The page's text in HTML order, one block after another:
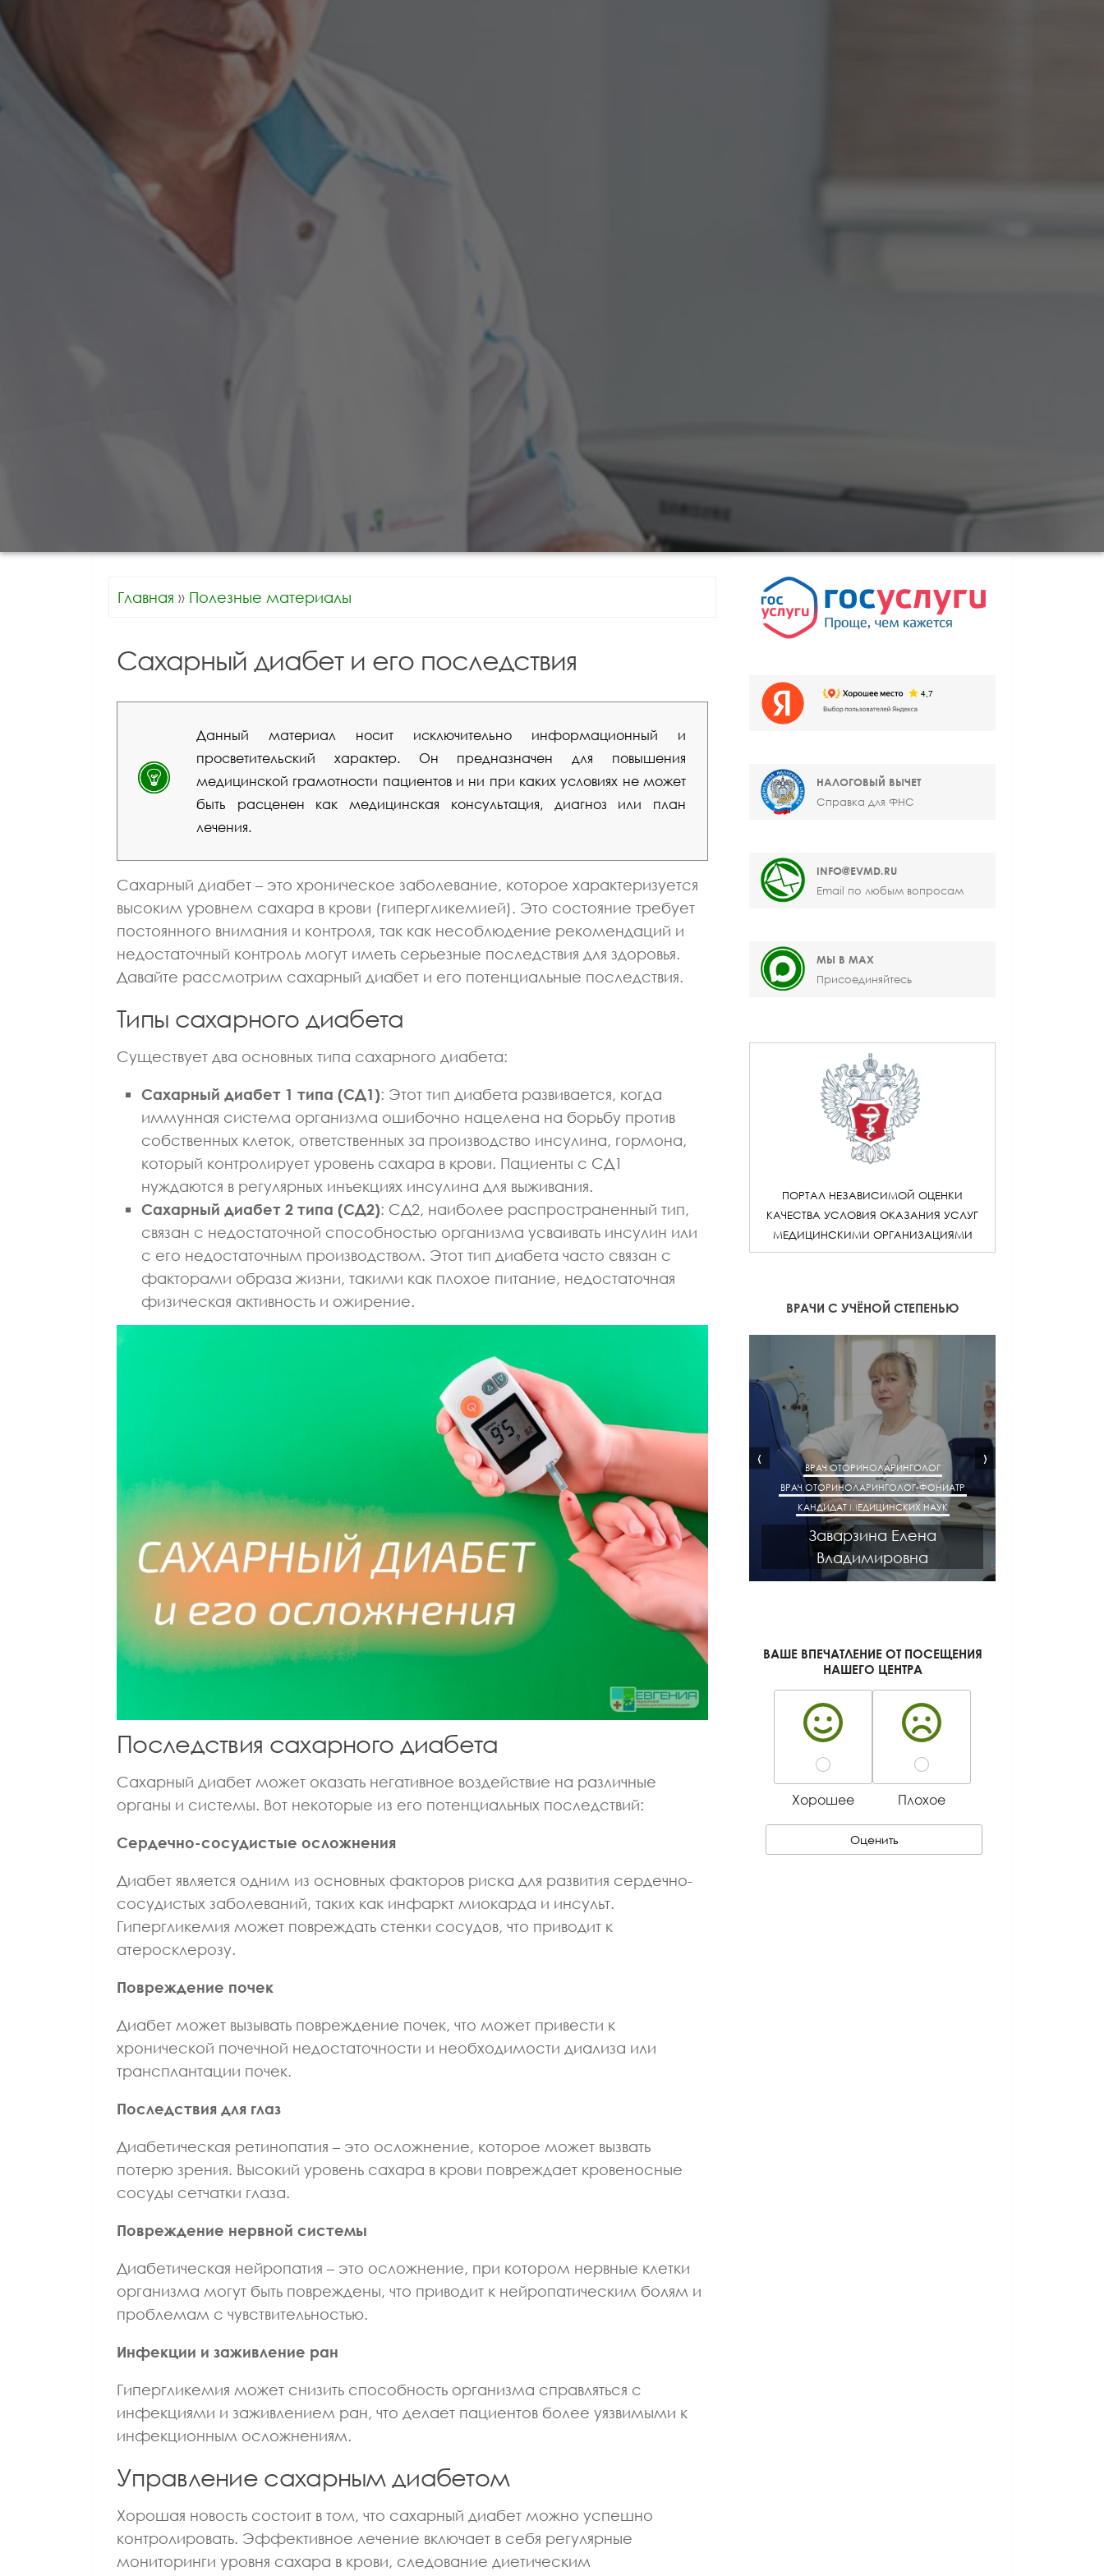
Главная » Полезные материалы
Сахарный диабет и его последствия
Данный материал носит исключительно информационный и
просветительский характер. Он предназначен для повышения
медицинской грамотности пациентов и ни при каких условиях не может
быть расценен как медицинская консультация, диагноз или план
лечения.
Сахарный диабет – это хроническое заболевание, которое характеризуется
высоким уровнем сахара в крови (гипергликемией). Это состояние требует
постоянного внимания и контроля, так как несоблюдение рекомендаций и
недостаточный контроль могут иметь серьезные последствия для здоровья.
Давайте рассмотрим сахарный диабет и его потенциальные последствия.
Типы сахарного диабета
Существует два основных типа сахарного диабета:
Сахарный диабет 1 типа (СД1): Этот тип диабета развивается, когда
иммунная система организма ошибочно нацелена на борьбу против
собственных клеток, ответственных за производство инсулина, гормона,
который контролирует уровень сахара в крови. Пациенты с СД1
нуждаются в регулярных инъекциях инсулина для выживания.
Сахарный диабет 2 типа (СД2): СД2, наиболее распространенный тип,
связан с недостаточной способностью организма усваивать инсулин или
с его недостаточным производством. Этот тип диабета часто связан с
факторами образа жизни, такими как плохое питание, недостаточная
физическая активность и ожирение.
Последствия сахарного диабета
Сахарный диабет может оказать негативное воздействие на различные
органы и системы. Вот некоторые из его потенциальных последствий:
Сердечно-сосудистые осложнения
Диабет является одним из основных факторов риска для развития сердечно-
сосудистых заболеваний, таких как инфаркт миокарда и инсульт.
Гипергликемия может повреждать стенки сосудов, что приводит к
атеросклерозу.
Повреждение почек
Диабет может вызывать повреждение почек, что может привести к
хронической почечной недостаточности и необходимости диализа или
трансплантации почек.
Последствия для глаз
Диабетическая ретинопатия – это осложнение, которое может вызвать
потерю зрения. Высокий уровень сахара в крови повреждает кровеносные
сосуды сетчатки глаза.
Повреждение нервной системы
Диабетическая нейропатия – это осложнение, при котором нервные клетки
организма могут быть повреждены, что приводит к нейропатическим болям и
проблемам с чувствительностью.
Инфекции и заживление ран
Гипергликемия может снизить способность организма справляться с
инфекциями и заживлением ран, что делает пациентов более уязвимыми к
инфекционным осложнениям.
Управление сахарным диабетом
Хорошая новость состоит в том, что сахарный диабет можно успешно
контролировать. Эффективное лечение включает в себя регулярные
мониторинги уровня сахара в крови, следование диетическим
НАЛОГОВЫЙ ВЫЧЕТ
Справка для ФНС
INFO@EVMD.RU
Email по любым вопросам
МЫ В MAX
Присоединяйтесь
ПОРТАЛ НЕЗАВИСИМОЙ ОЦЕНКИ
КАЧЕСТВА УСЛОВИЯ ОКАЗАНИЯ УСЛУГ
МЕДИЦИНСКИМИ ОРГАНИЗАЦИЯМИ
ВРАЧИ С УЧЁНОЙ СТЕПЕНЬЮ
ВРАЧ ГАСТРОЭНТЕРОЛОГ
ВРАЧ ТЕРАПЕВТ
КАНДИДАТ МЕДИЦИНСКИХ НАУК
Лазуткина Елена
Леонидовна
ВРАЧ ЛФК И СПОРТИВНОЙ МЕДИЦИНЫ
КАНДИДАТ МЕДИЦИНСКИХ НАУК
Алатарцева Светлана
Александровна
ВРАЧ НЕВРОЛОГ
ВРАЧ ПРОФПАТОЛОГ
КАНДИДАТ МЕДИЦИНСКИХ НАУК
Макарова Ася
Александровна
ВРАЧ ОТОРИНОЛАРИНГОЛОГ
ВРАЧ ОТОРИНОЛАРИНГОЛОГ-ФОНИАТР
КАНДИДАТ МЕДИЦИНСКИХ НАУК
Заварзина Елена
Владимировна
‹ ›
ВАШЕ ВПЕЧАТЛЕНИЕ ОТ ПОСЕЩЕНИЯ
НАШЕГО ЦЕНТРА
Хорошее Плохое
Оценить